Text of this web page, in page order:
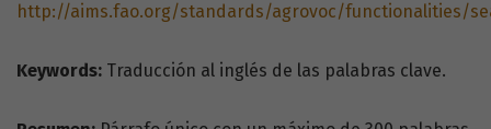
http://aims.fao.org/standards/agrovoc/functionalities/
Keywords: Traducción al inglés de las palabras clave.